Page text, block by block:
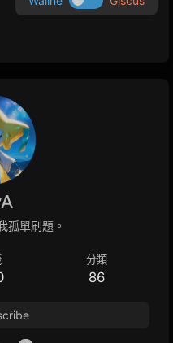
孤單刷題。
分類
86